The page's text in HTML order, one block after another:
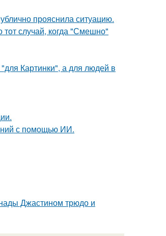
прояснила ситуацию.
тот случай, когда "Смешно"
Картинки", а для людей в
с помощью ИИ.
Джастином трюдо и